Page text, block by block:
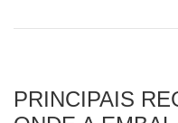
PRINCIPAIS